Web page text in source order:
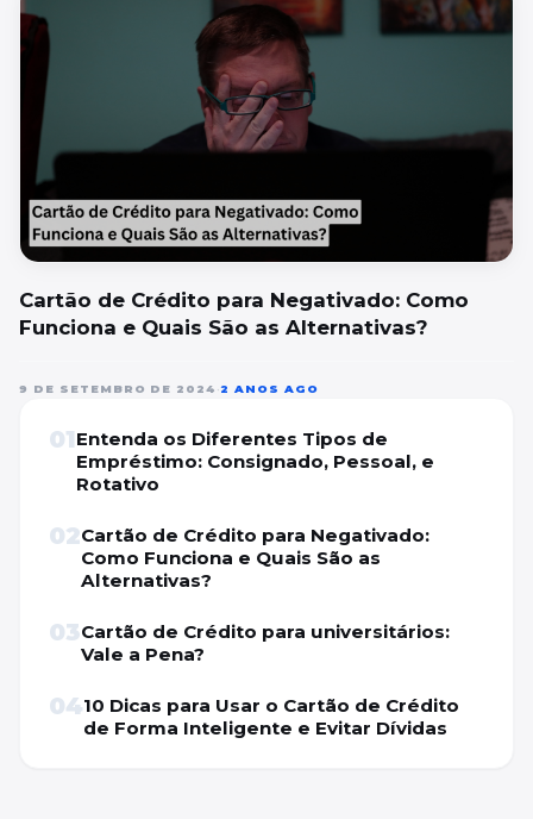
Cartão de Crédito para Negativado: Como
Funciona e Quais São as Alternativas?
9 DE SETEMBRO DE 2024 •2 ANOS AGO
01Entenda os Diferentes Tipos de
Empréstimo: Consignado, Pessoal, e
Rotativo
02Cartão de Crédito para Negativado:
Como Funciona e Quais São as
Alternativas?
03Cartão de Crédito para universitários:
Vale a Pena?
0410 Dicas para Usar o Cartão de Crédito
de Forma Inteligente e Evitar Dívidas